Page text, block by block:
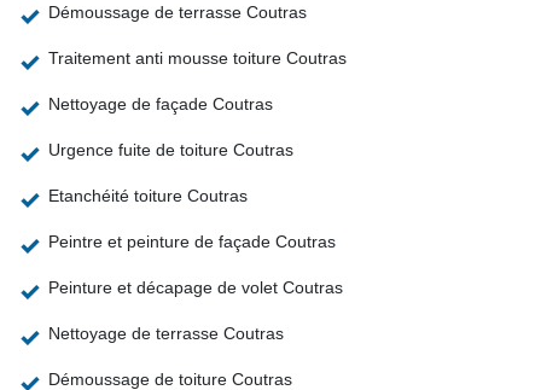
Démoussage de terrasse Coutras
Traitement anti mousse toiture Coutras
Nettoyage de façade Coutras
Urgence fuite de toiture Coutras
Etanchéité toiture Coutras
Peintre et peinture de façade Coutras
Peinture et décapage de volet Coutras
Nettoyage de terrasse Coutras
Démoussage de toiture Coutras